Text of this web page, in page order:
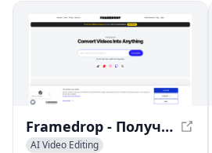
Framedrop - Получите АИ-выделения и Преобразуйте Их в Короткие Видео
AI Video Editing